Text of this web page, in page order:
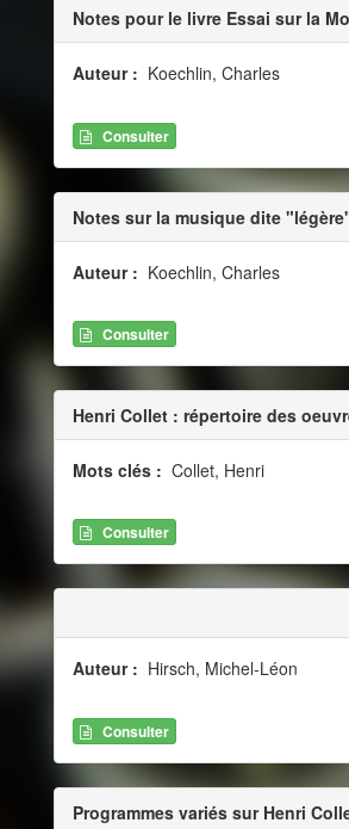
Notes pour le livre Essai sur la
Auteur : Koechlin, Charles
Consulter
Notes sur la musique dite
Auteur : Koechlin, Charles
Consulter
Henri Collet : répertoire des
Mots clés : Collet, Henri
Consulter
Auteur : Hirsch, Michel-Léon
Consulter
Programmes variés sur Henri